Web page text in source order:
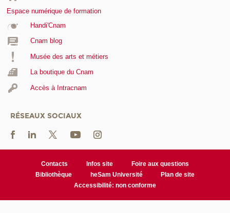
Espace numérique de formation
Handi'Cnam
Cnam blog
Musée des arts et métiers
La boutique du Cnam
Accès à Intracnam
RÉSEAUX SOCIAUX
Contacts Infos site
Foire aux questions
Bibliothèque
heSam Université
Plan de site
Accessibilité: non conforme